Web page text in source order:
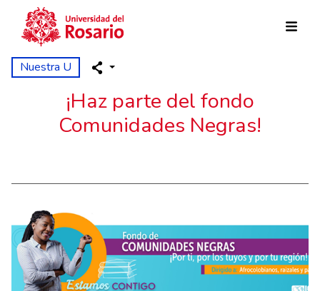
Skip to main content
Nuestra U
¡Haz parte del fondo
Comunidades Negras!